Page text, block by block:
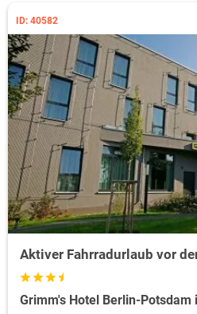
ID: 40582
Aktiver Fahrradurlaub vor
Grimm's Hotel Berlin-Potsdam